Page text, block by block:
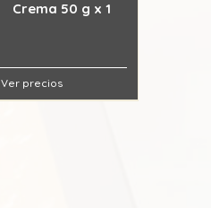
Crema 50 g x 1
Ver precios